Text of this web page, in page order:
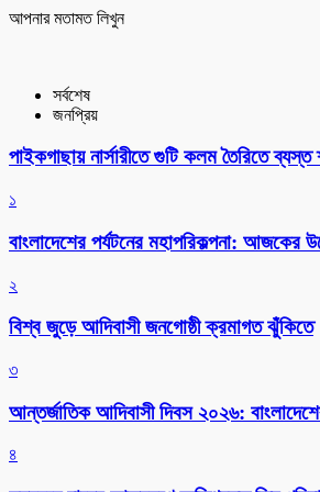
আপনার মতামত লিখুন
সর্বশেষ
জনপ্রিয়
পাইকগাছায় নার্সারীতে গুটি কলম তৈরিতে
১
বাংলাদেশের পর্যটনের মহাপরিকল্পনা: আজকের
২
বিশ্ব জুড়ে আদিবাসী জনগোষ্ঠী ক্রমাগত ঝুঁকিতে
৩
আন্তর্জাতিক আদিবাসী দিবস ২০২৬:
৪